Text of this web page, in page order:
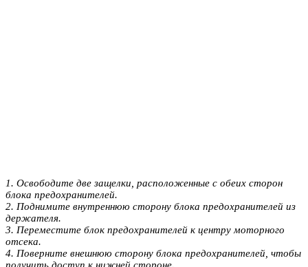
1. Освободите две защелки, расположенные с обеих сторон
блока предохранителей.
2. Поднимите внутреннюю сторону блока предохранителей из
держателя.
3. Переместите блок предохранителей к центру моторного
отсека.
4. Поверните внешнюю сторону блока предохранителей, чтобы
получить доступ к нижней стороне.